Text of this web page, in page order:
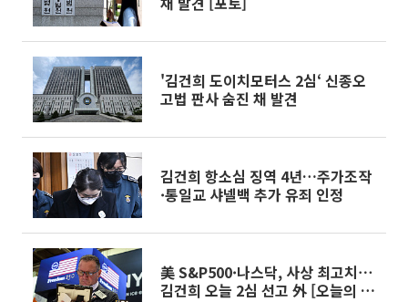
'김건희 도이치모터스 2심‘ 신종오
고법 판사 숨진 채 발견
김건희 항소심 징역 4년…주가조작
·통일교 샤넬백 추가 유죄 인정
美 S&P500·나스닥, 사상 최고치⋯
김건희 오늘 2심 선고 外 [오늘의 주